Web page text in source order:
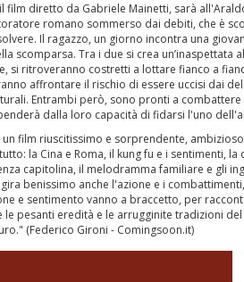
film diretto da Gabriele Mainetti, sarà
romano sommerso dai debiti, che è
Il ragazzo, un giorno incontra una
scomparsa. Tra i due si crea
si ritroveranno costretti a lottare fianco a
affrontare il rischio di essere uccisi dai
Entrambi però, sono pronti a
dalla loro capacità di fidarsi l'uno
un film riuscitissimo e sorprendente,
la Cina e Roma, il kung fu e i sentimenti,
capitolina, il melodramma familiare e gli
benissimo anche l'azione e i
e sentimento vanno a braccetto, per
le pesanti eredità e le arrugginite tradizioni
(Federico Gironi - Comingsoon.it)